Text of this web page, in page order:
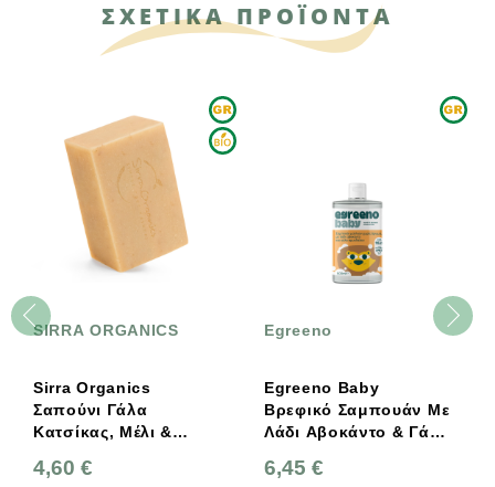
ΣΧΕΤΙΚΑ ΠΡΟΪΟΝΤΑ
SIRRA ORGANICS
Sirra Organics
Σαπούνι Γάλα
Κατσίκας, Μέλι &
4,60 €
Egreeno
Egreeno Baby
Βρεφικό Σαμπουάν Με
Λάδι Αβοκάντο & Γάλα
Άρωμα 500ml
6,45 €